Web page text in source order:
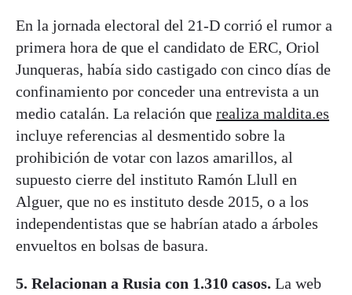
En la jornada electoral del 21-D corrió el rumor a
primera hora de que el candidato de ERC, Oriol
Junqueras, había sido castigado con cinco días de
confinamiento por conceder una entrevista a un
medio catalán. La relación que realiza maldita.es
incluye referencias al desmentido sobre la
prohibición de votar con lazos amarillos, al
supuesto cierre del instituto Ramón Llull en
Alguer, que no es instituto desde 2015, o a los
independentistas que se habrían atado a árboles
envueltos en bolsas de basura.
5. Relacionan a Rusia con 1.310 casos. La web